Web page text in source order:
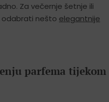
Za večernje šetnje ili
nešto elegantnije
parfema tijekom